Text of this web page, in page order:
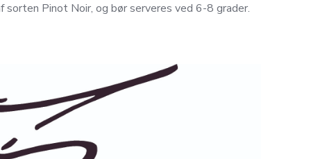
Pinot Noir, og bør serveres ved 6-8 grader.